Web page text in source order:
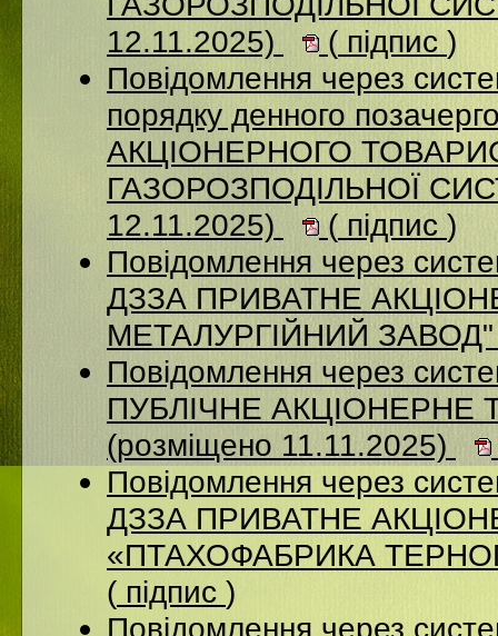
12.11.2025)
( підпис )
Повідомлення через
порядку денного
АКЦІОНЕРНОГО
ГАЗОРОЗПОДІЛЬНОЇ
12.11.2025)
( підпис )
Повідомлення через
ДЗЗА ПРИВАТНЕ
МЕТАЛУРГІЙНИЙ ЗАВОД"
Повідомлення через
ПУБЛІЧНЕ
(розміщено 11.11.2025)
Повідомлення через
ДЗЗА ПРИВАТНЕ
«ПТАХОФАБРИКА
( підпис )
Повідомлення через